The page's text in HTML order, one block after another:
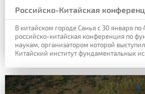
Российско-Китайская
В китайском городе Санья с 30 января
российско-китайская конференция по
наукам, организатором которой
Китайский институт фундаментальных